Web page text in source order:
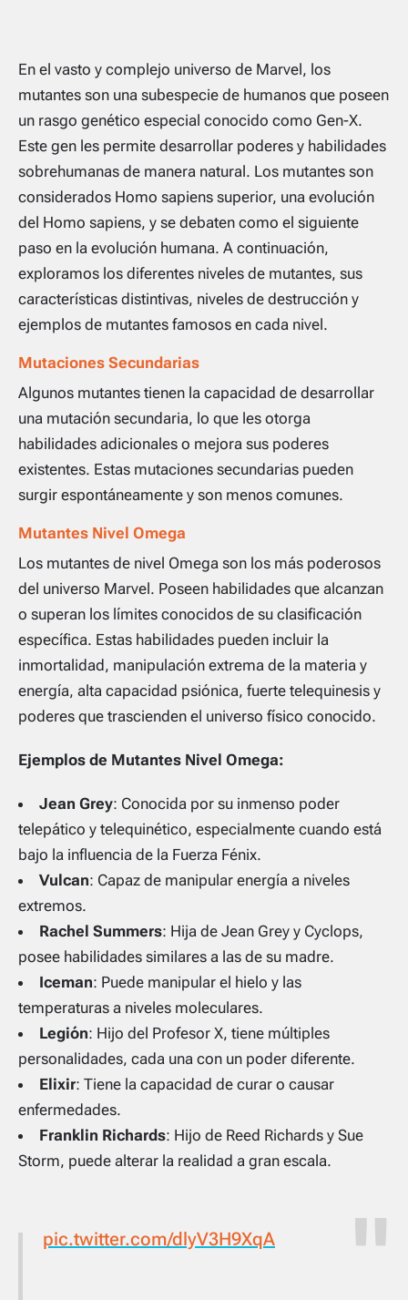
En el vasto y complejo universo de Marvel, los
mutantes son una subespecie de humanos que poseen
un rasgo genético especial conocido como Gen-X.
Este gen les permite desarrollar poderes y habilidades
sobrehumanas de manera natural. Los mutantes son
considerados Homo sapiens superior, una evolución
del Homo sapiens, y se debaten como el siguiente
paso en la evolución humana. A continuación,
exploramos los diferentes niveles de mutantes, sus
características distintivas, niveles de destrucción y
ejemplos de mutantes famosos en cada nivel.
Mutaciones Secundarias
Algunos mutantes tienen la capacidad de desarrollar
una mutación secundaria, lo que les otorga
habilidades adicionales o mejora sus poderes
existentes. Estas mutaciones secundarias pueden
surgir espontáneamente y son menos comunes.
Mutantes Nivel Omega
Los mutantes de nivel Omega son los más poderosos
del universo Marvel. Poseen habilidades que alcanzan
o superan los límites conocidos de su clasificación
específica. Estas habilidades pueden incluir la
inmortalidad, manipulación extrema de la materia y
energía, alta capacidad psiónica, fuerte telequinesis y
poderes que trascienden el universo físico conocido.
Ejemplos de Mutantes Nivel Omega:
Jean Grey: Conocida por su inmenso poder
telepático y telequinético, especialmente cuando está
bajo la influencia de la Fuerza Fénix.
Vulcan: Capaz de manipular energía a niveles
extremos.
Rachel Summers: Hija de Jean Grey y Cyclops,
posee habilidades similares a las de su madre.
Iceman: Puede manipular el hielo y las
temperaturas a niveles moleculares.
Legión: Hijo del Profesor X, tiene múltiples
personalidades, cada una con un poder diferente.
Elixir: Tiene la capacidad de curar o causar
enfermedades.
Franklin Richards: Hijo de Reed Richards y Sue
Storm, puede alterar la realidad a gran escala.
pic.twitter.com/dlyV3H9XqA